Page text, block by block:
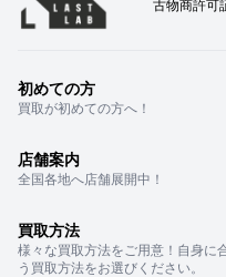
古物商許
初めての方
買取が初めての方へ！
店舗案内
全国各地へ店舗展開中！
買取方法
様々な買取方法をご用意！自身に
う買取方法をお選びください。